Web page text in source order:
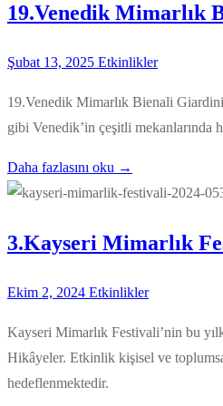
19.Venedik Mimarlık
Şubat 13, 2025 Etkinlikler
19.Venedik Mimarlık Bienali
gibi Venedik’in çeşitli mekanlarında
Daha fazlasını oku →
3.Kayseri Mimarlık
Ekim 2, 2024 Etkinlikler
Kayseri Mimarlık Festivali’nin bu
Hikâyeler. Etkinlik kişisel ve
hedeflenmektedir.